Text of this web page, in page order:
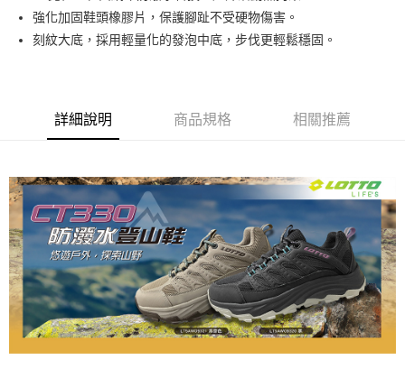
每筆NT$80，滿NT$1,500(含以上)免運費
強化加固鞋頭橡膠片，保護腳趾不受硬物傷害。
刻紋大底，採用輕量化的發泡中底，步伐更輕鬆穩固。
詳細說明 商品規格 相關推薦